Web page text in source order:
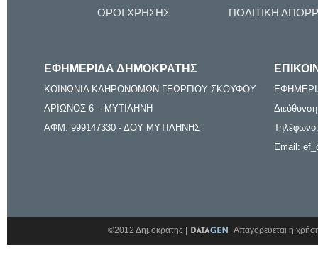
ΟΡΟΙ ΧΡΗΣΗΣ ΠΟΛΙΤΙΚΗ
ΕΦΗΜΕΡΙΔΑ ΔΗΜΟΚΡΑΤΗΣ
ΚΟΙΝΩΝΙΑ ΚΛΗΡΟΝΟΜΩΝ ΓΕΩΡΓΙΟΥ ΣΚΟΥΦΟΥ
ΑΡΙΩΝΟΣ 6 – ΜΥΤΙΛΗΝΗ
ΑΦΜ: 999147330 - ΔΟΥ ΜΥΤΙΛΗΝΗΣ
Email:
©2012 Δημοκράτης | Απαγορεύεται η